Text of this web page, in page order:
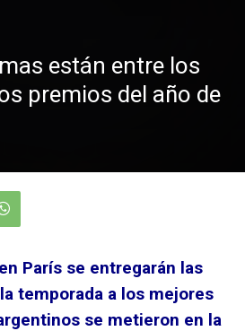
están entre los
premios del año de
París se entregarán las
temporada a los mejores
se metieron en la